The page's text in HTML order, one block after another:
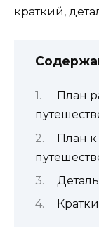
краткий,
План
План